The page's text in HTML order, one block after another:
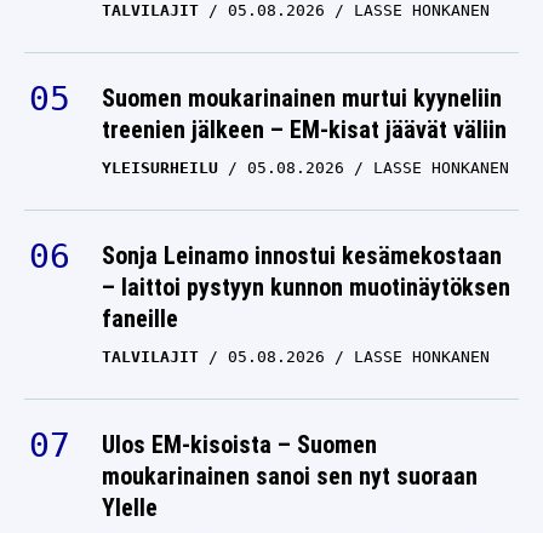
TALVILAJIT 05.08.2026 LASSE HONKANEN
Suomen moukarinainen murtui kyyneliin
treenien jälkeen – EM-kisat jäävät väliin
YLEISURHEILU 05.08.2026 LASSE HONKANEN
Sonja Leinamo innostui kesämekostaan
– laittoi pystyyn kunnon muotinäytöksen
faneille
TALVILAJIT 05.08.2026 LASSE HONKANEN
Ulos EM-kisoista – Suomen
moukarinainen sanoi sen nyt suoraan
Ylelle